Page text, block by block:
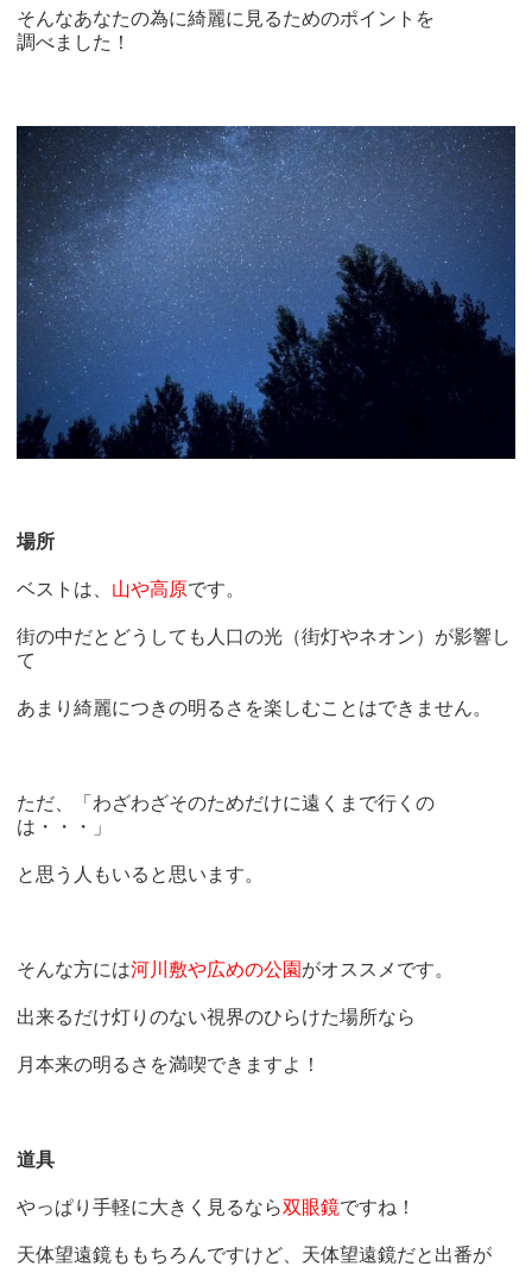
そんなあなたの為に綺麗に見るためのポイントを
調べました！
場所
ベストは、 山や高原です。
街の中だとどうしても人口の光（街灯やネオン）が影響し
て
あまり綺麗につきの明るさを楽しむことはできません。
ただ、「わざわざそのためだけに遠くまで行くの
は・・・」
と思う人もいると思います。
そんな方には河川敷や広めの公園 がオススメです。
出来るだけ灯りのない視界のひらけた場所なら
月本来の明るさを満喫できますよ！
道具
やっぱり手軽に大きく見るなら双眼鏡ですね！
天体望遠鏡ももちろんですけど、天体望遠鏡だと出番が